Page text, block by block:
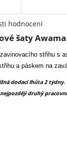
hodnocení
šaty
střihu s
a páskem na
dodací lhůta 2 týdny.
druhý